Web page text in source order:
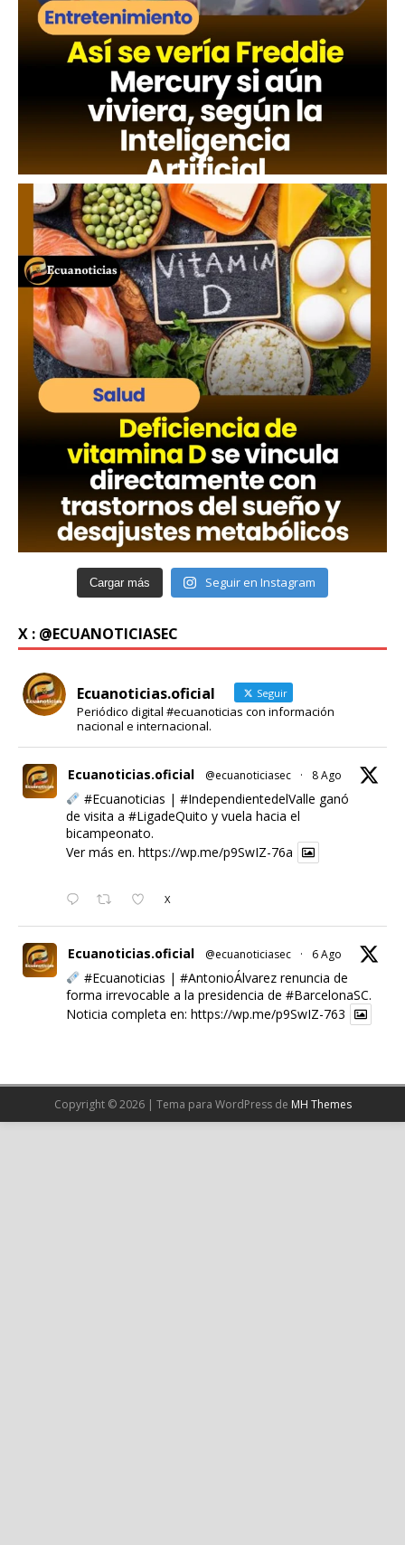
Cargar más Seguir en Instagram
X : @ECUANOTICIASEC
Ecuanoticias.oficial Seguir
Periódico digital #ecuanoticias con información
nacional e internacional.
Ecuanoticias.oficial @ecuanoticiasec · 8 Ago
#Ecuanoticias | #IndependientedelValle ganó
de visita a #LigadeQuito y vuela hacia el
bicampeonato.
Ver más en. https://wp.me/p9SwIZ-76a
X
Ecuanoticias.oficial @ecuanoticiasec · 6 Ago
#Ecuanoticias | #AntonioÁlvarezrenuncia de
forma irrevocable a la presidencia de #BarcelonaSC.
Noticia completa en: https://wp.me/p9SwIZ-763
Cargar más
Copyright © 2026 | Tema para WordPress de MH Themes